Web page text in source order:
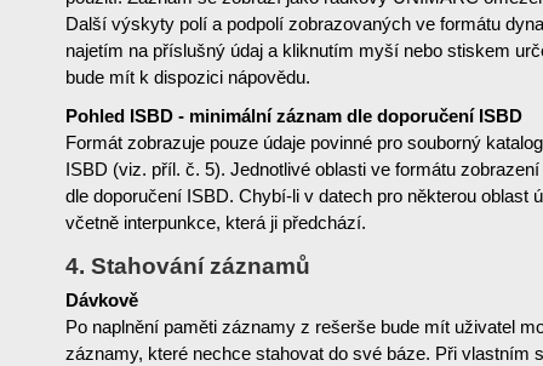
Další výskyty polí a podpolí zobrazovaných ve formátu
najetím na příslušný údaj a kliknutím myší nebo stiskem
bude mít k dispozici nápovědu.
Pohled ISBD - minimální záznam dle doporučení ISBD
Formát zobrazuje pouze údaje povinné pro souborný
ISBD (viz. příl. č. 5). Jednotlivé oblasti ve formátu
dle doporučení ISBD. Chybí-li v datech pro některou oblast
včetně interpunkce, která ji předchází.
4. Stahování záznamů
Dávkově
Po naplnění paměti záznamy z rešerše bude mít uživatel
záznamy, které nechce stahovat do své báze. Při vlastním